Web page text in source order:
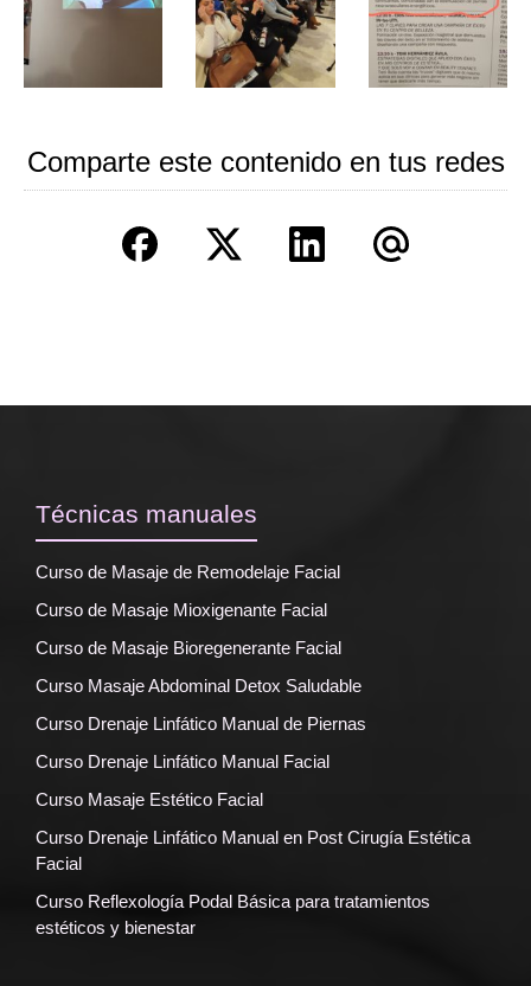
Comparte este contenido en tus redes
Técnicas manuales
Curso de Masaje de Remodelaje Facial
Curso de Masaje Mioxigenante Facial
Curso de Masaje Bioregenerante Facial
Curso Masaje Abdominal Detox Saludable
Curso Drenaje Linfático Manual de Piernas
Curso Drenaje Linfático Manual Facial
Curso Masaje Estético Facial
Curso Drenaje Linfático Manual en Post Cirugía Estética
Facial
Curso Reflexología Podal Básica para tratamientos
estéticos y bienestar